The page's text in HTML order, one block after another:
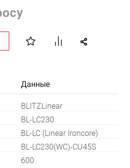
Данные
BLITZLinear
BL-LС230
BL-LC (Linear Ironcore)
BL-LC230(WC)-CU45S
600